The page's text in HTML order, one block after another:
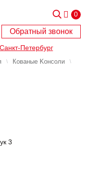
0
Обратный звонок
Санкт-Петербург
Кованые Kонсоли